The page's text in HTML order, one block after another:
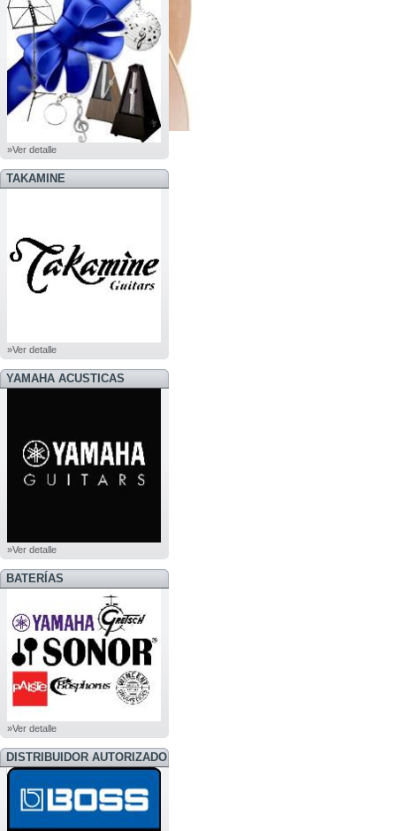
»Ver detalle
TAKAMINE
»Ver detalle
YAMAHA ACUSTICAS
»Ver detalle
BATERÍAS
»Ver detalle
DISTRIBUIDOR AUTORIZADO
BOSS